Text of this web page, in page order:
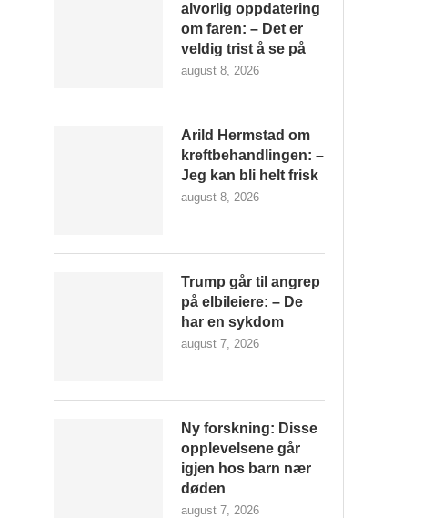
alvorlig oppdatering
om faren: – Det er
veldig trist å se på
august 8, 2026
Arild Hermstad om
kreftbehandlingen: –
Jeg kan bli helt frisk
august 8, 2026
Trump går til angrep
på elbileiere: – De
har en sykdom
august 7, 2026
Ny forskning: Disse
opplevelsene går
igjen hos barn nær
døden
august 7, 2026